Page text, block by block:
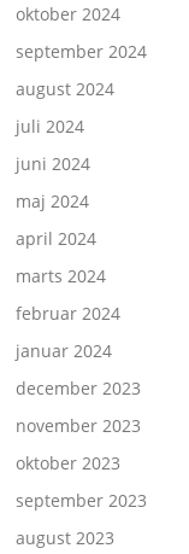
oktober 2024
september 2024
august 2024
juli 2024
juni 2024
maj 2024
april 2024
marts 2024
februar 2024
januar 2024
december 2023
november 2023
oktober 2023
september 2023
august 2023